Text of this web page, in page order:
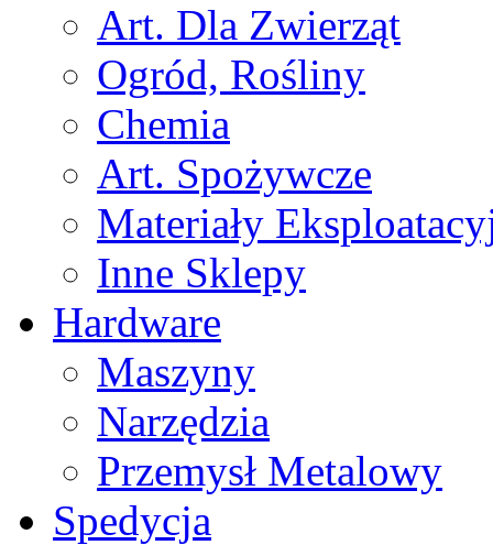
Art. Dla Zwierząt
Ogród, Rośliny
Chemia
Art. Spożywcze
Materiały
Inne Sklepy
Hardware
Maszyny
Narzędzia
Przemysł Metalowy
Spedycja